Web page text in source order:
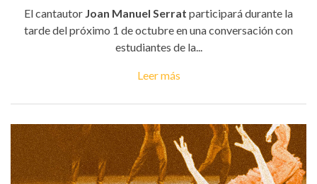
El cantautor Joan Manuel Serrat participará durante la
tarde del próximo 1 de octubre en una conversación con
estudiantes de la...
Leer más